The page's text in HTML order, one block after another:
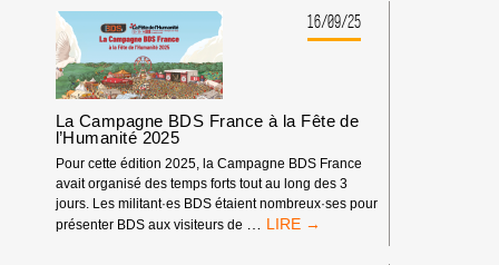
JOURNÉE
MONDIALE
D’ACTION
#BOYCOTTREEBOK
16/09/25
La Campagne BDS France à la Fête de
l’Humanité 2025
Pour cette édition 2025, la Campagne BDS France
avait organisé des temps forts tout au long des 3
jours. Les militant·es BDS étaient nombreux·ses pour
présenter BDS aux visiteurs de
LA